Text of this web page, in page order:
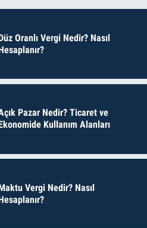
Oranlı Vergi Nedir? Nasıl
Pazar Nedir? Ticaret ve
Kullanım Alanları
Vergi Nedir? Nasıl